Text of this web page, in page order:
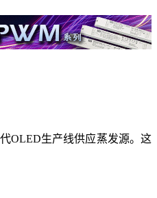
OLED生产线供应蒸发源。这